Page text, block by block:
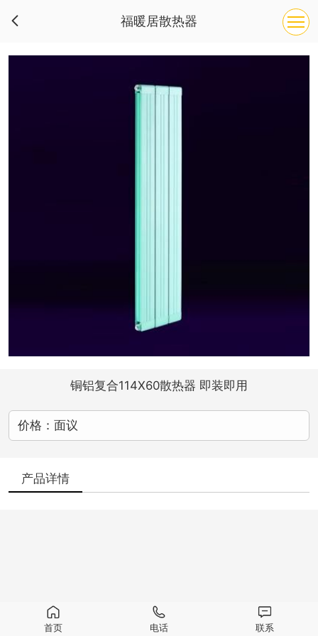
 福暖居散热器
铜铝复合114X60散热器 即装即用
价格：面议
产品详情
首页 电话 联系